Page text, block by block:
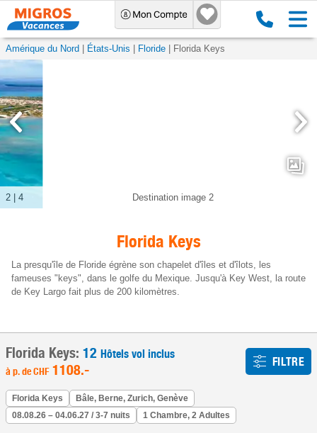
Amérique du Nord États-Unis Floride Florida Keys
Destination image 3
3 4
Florida Keys
La presqu'île de Floride égrène son chapelet d'îles et d'îlots, les
fameuses "keys", dans le golfe du Mexique. Jusqu'à Key West, la route
de Key Largo fait plus de 200 kilomètres.
Florida Keys: 12 Hôtels vol inclus
à p. deCHF 1108.- FILTRE
Florida Keys
Bâle, Berne, Zurich, Genève
08.08.26 – 04.06.27 / 3-7 nuits
1 Chambre, 2 Adultes